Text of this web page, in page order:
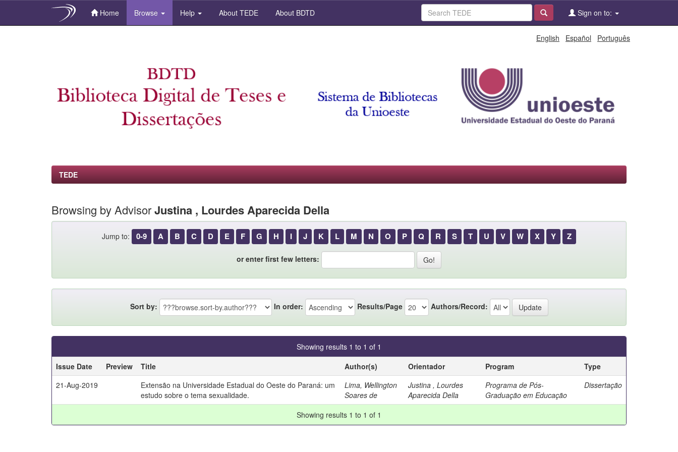
Home Browse Help About TEDE About BDTD Sign on to:
English Español Português
TEDE
Browsing by AdvisorJustina , Lourdes Aparecida Della
Jump to: 0-9 A B C D E F G H I J K L M N O P Q R S T U V W X Y Z
or enter first few letters:
Sort by: In order: Results/Page Authors/Record:
Showing results 1 to 1 of 1
Issue Date
Preview Title Author(s) Orientador Program
Type
21-Aug-2019
Extensão na Universidade Estadual do Oeste do Paraná: um
estudo sobre o tema sexualidade.
Lima, Wellington
Soares de
Justina , Lourdes
Aparecida Della
Programa de Pós-
Graduação em Educação
Dissertação
Showing results 1 to 1 of 1